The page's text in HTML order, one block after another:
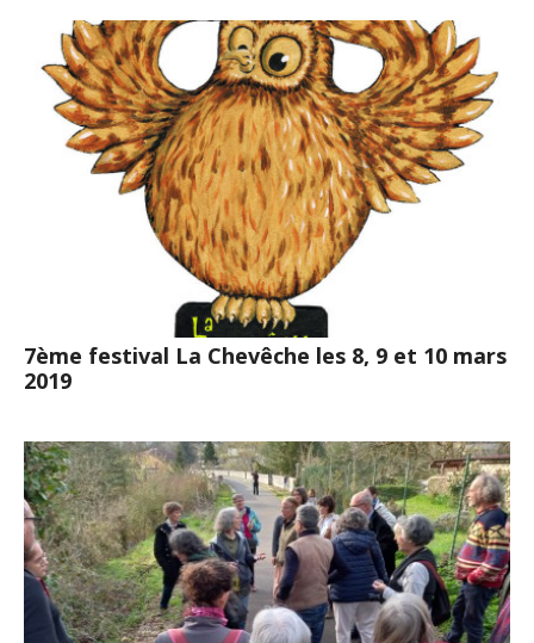
7ème festival La Chevêche les 8, 9 et 10 mars
2019